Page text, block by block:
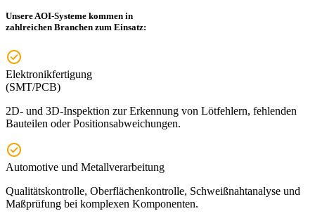
Unsere AOI-Systeme kommen in
zahlreichen Branchen zum Einsatz:
Elektronikfertigung
(SMT/PCB)
2D- und 3D-Inspektion zur Erkennung von Lötfehlern, fehlenden
Bauteilen oder Positions­abweichungen.
Automotive und Metallverarbeitung
Qualitätskontrolle, Oberflächenkontrolle, Schweißnahtanalyse und
Maßprüfung bei komplexen Komponenten.